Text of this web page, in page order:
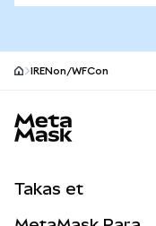
IRENon/WFCon
Takas et